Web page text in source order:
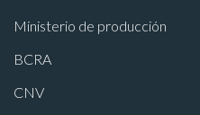
Ministerio de producción
BCRA
CNV